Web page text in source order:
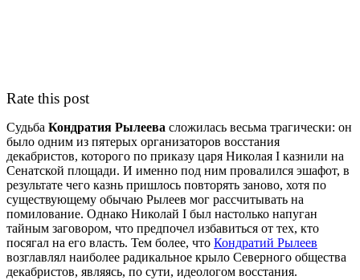
Rate this post
Судьба Кондратия Рылеева сложилась весьма трагически: он
было одним из пятерых организаторов восстания
декабристов, которого по приказу царя Николая I казнили на
Сенатской площади. И именно под ним провалился эшафот, в
результате чего казнь пришлось повторять заново, хотя по
существующему обычаю Рылеев мог рассчитывать на
помилование. Однако Николай I был настолько напуган
тайным заговором, что предпочел избавиться от тех, кто
посягал на его власть. Тем более, что Кондратий Рылеев
возглавлял наиболее радикальное крыло Северного общества
декабристов, являясь, по сути, идеологом восстания.